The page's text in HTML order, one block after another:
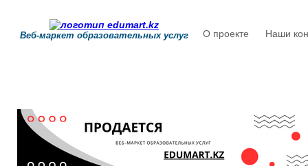
Веб-маркет образовательных услуг О проекте Наши